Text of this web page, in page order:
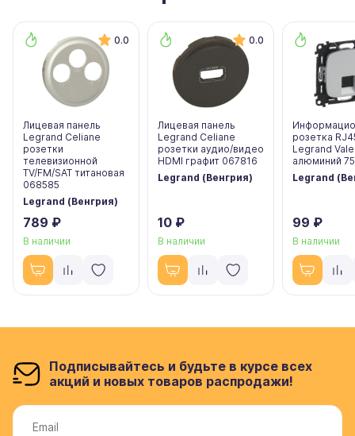
0.0
Лицевая панель
Legrand Celiane
розетки
телевизионной
TV/FM/SAT титановая
068585
Legrand (Венгрия)
789 ₽
В наличии
0.0
Лицевая панель
Legrand Celiane
розетки аудио/видео
HDMI графит 067816
Legrand (Венгрия)
10 ₽
В наличии
розетка
Legrand
алюминий
Legrand
99 ₽
В наличии
Подписывайтесь и будьте в курсе всех
акций и новых товаров распродажи!